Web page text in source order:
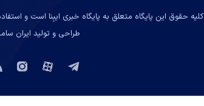
کلیه حقوق این پایگاه متعلق به پایگاه خبری ایبِنا است و
طراحی و تولید ایران